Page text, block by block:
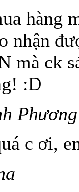
hàng
nhận
mà ck
:D
Phương
c ơi,